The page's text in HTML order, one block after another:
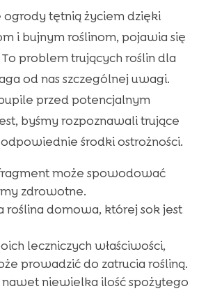
ogrody tętnią życiem dzięki
i bujnym roślinom, pojawia się
problem trujących roślin dla
od nas szczególnej uwagi.
przed potencjalnym
byśmy rozpoznawali trujące
środki ostrożności.
może spowodować
zdrowotne.
roślina domowa, której sok jest
leczniczych właściwości,
prowadzić do zatrucia rośliną.
nawet niewielka ilość spożytego